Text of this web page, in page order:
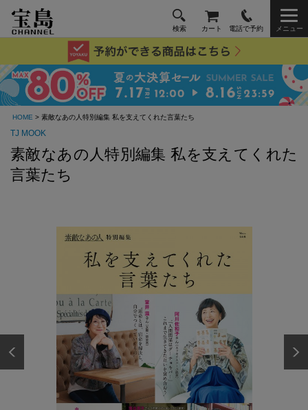
検索 カート 電話で予約 メニュー
HOME > 素敵なあの人特別編集 私を支えてくれた言葉たち
TJ MOOK
素敵なあの人特別編集 私を支えてくれた
言葉たち